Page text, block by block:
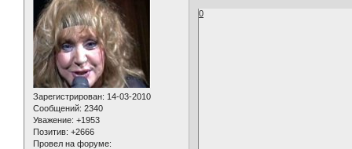
Зарегистрирован: 14-03-2010
Сообщений: 2340
Уважение: +1953
Позитив: +2666
Провел на форуме:
0